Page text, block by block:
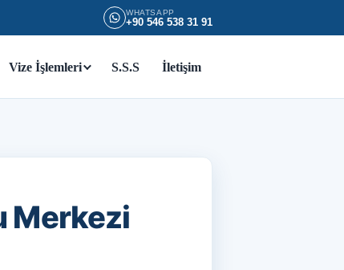
WHATSAPP
+90 546 538 31 91
Vize İşlemleri S.S.S İletişim
Merkezi